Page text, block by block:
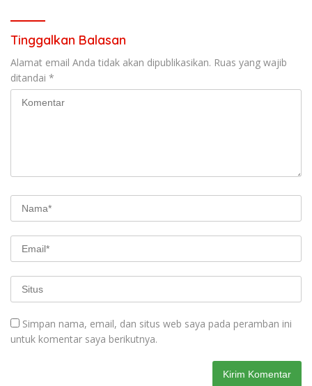
Tinggalkan Balasan
Alamat email Anda tidak akan dipublikasikan. Ruas yang wajib
ditandai *
Simpan nama, email, dan situs web saya pada peramban ini
untuk komentar saya berikutnya.